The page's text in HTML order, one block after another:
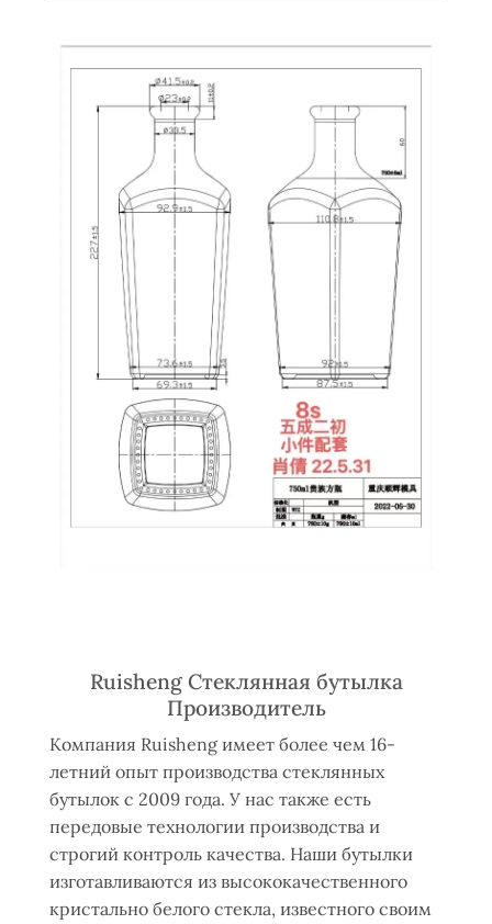
Ruisheng Стеклянная бутылка
Производитель
Компания Ruisheng имеет более чем 16-
летний опыт производства стеклянных
бутылок с 2009 года. У нас также есть
передовые технологии производства и
строгий контроль качества. Наши бутылки
изготавливаются из высококачественного
кристально белого стекла, известного своим